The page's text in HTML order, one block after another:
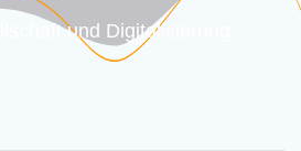
und Digitalisierung